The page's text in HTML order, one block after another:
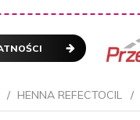
HENNA REFECTOCIL